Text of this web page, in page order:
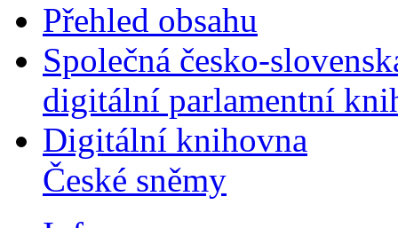
Přehled obsahu
Společná česko-
digitální parlamentní
Digitální knihovna
České sněmy